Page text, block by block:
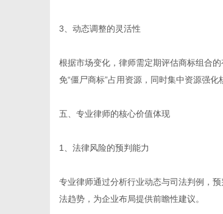
3、动态调整的灵活性
根据市场变化，律师需定期评估商标组合
免“僵尸商标”占用资源，同时集中资源强化
五、专业律师的核心价值体现
1、法律风险的预判能力
专业律师通过分析行业动态与司法判例，
法趋势，为企业布局提供前瞻性建议。